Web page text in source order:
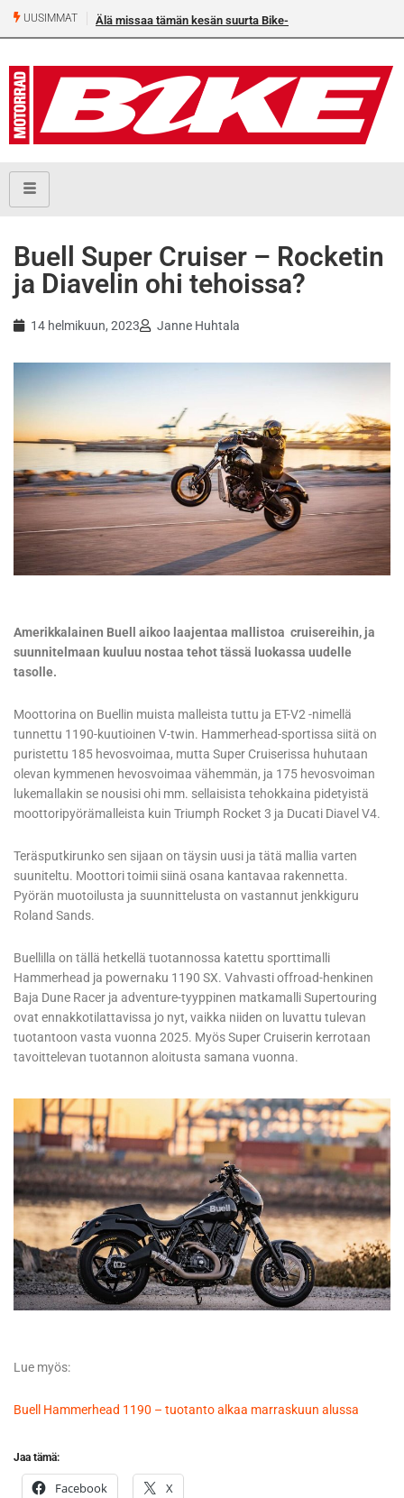
UUSIMMAT Älä missaa tämän kesän suurta Bike-numeroa!
Buell Super Cruiser – Rocketin
ja Diavelin ohi tehoissa?
14 helmikuun, 2023 Janne Huhtala
Amerikkalainen Buell aikoo laajentaa mallistoa cruisereihin, ja
suunnitelmaan kuuluu nostaa tehot tässä luokassa uudelle
tasolle.
Moottorina on Buellin muista malleista tuttu ja ET-V2 -nimellä
tunnettu 1190-kuutioinen V-twin. Hammerhead-sportissa siitä on
puristettu 185 hevosvoimaa, mutta Super Cruiserissa huhutaan
olevan kymmenen hevosvoimaa vähemmän, ja 175 hevosvoiman
lukemallakin se nousisi ohi mm. sellaisista tehokkaina pidetyistä
moottoripyörämalleista kuin Triumph Rocket 3 ja Ducati Diavel V4.
Teräsputkirunko sen sijaan on täysin uusi ja tätä mallia varten
suuniteltu. Moottori toimii siinä osana kantavaa rakennetta.
Pyörän muotoilusta ja suunnittelusta on vastannut jenkkiguru
Roland Sands.
Buellilla on tällä hetkellä tuotannossa katettu sporttimalli
Hammerhead ja powernaku 1190 SX. Vahvasti offroad-henkinen
Baja Dune Racer ja adventure-tyyppinen matkamalli Supertouring
ovat ennakkotilattavissa jo nyt, vaikka niiden on luvattu tulevan
tuotantoon vasta vuonna 2025. Myös Super Cruiserin kerrotaan
tavoittelevan tuotannon aloitusta samana vuonna.
Lue myös:
Buell Hammerhead 1190 – tuotanto alkaa marraskuun alussa
Jaa tämä:
Facebook X